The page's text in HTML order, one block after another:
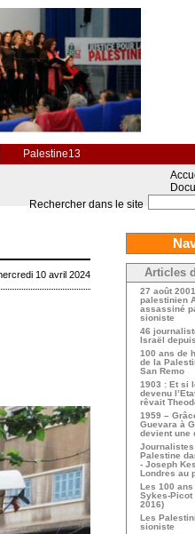
Palestine13
Rechercher dans le site
10 avril 2024 Articles
27 août
palestinien
assassiné
sioniste
46
Israël
100 ans de
de la
San Remo
1903 : Et si
devenu
rêvait
1959 –
Guevara à
devient une
Palestine
- Joseph
Londres au
Les 100
Sykes-Picot
2016)
Les
sioniste